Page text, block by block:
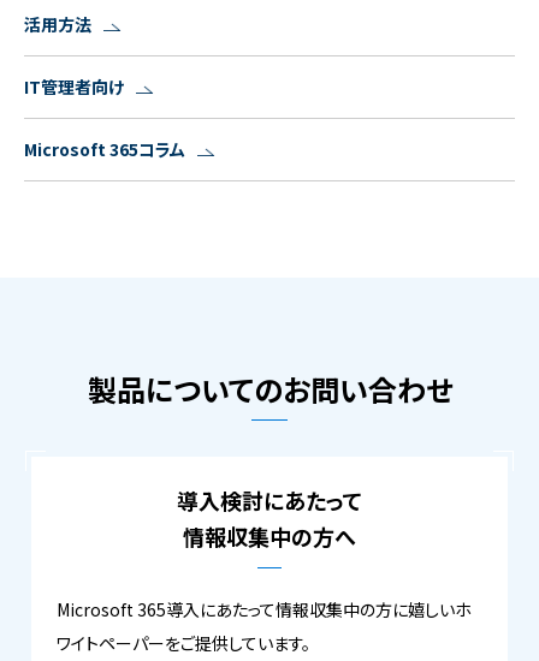
活用方法
IT管理者向け
Microsoft 365コラム
製品についてのお問い合わせ
導入検討にあたって
情報収集中の方へ
Microsoft 365導入にあたって情報収集中の方に嬉しいホ
ワイトペーパーをご提供しています。